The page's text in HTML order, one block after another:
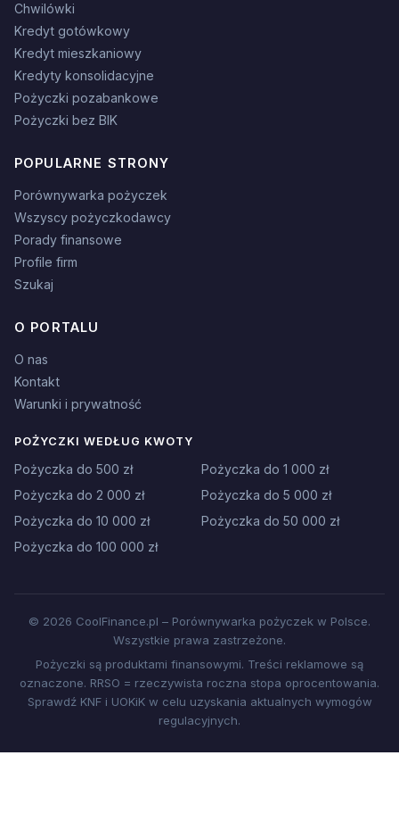
Chwilówki
Kredyt gotówkowy
Kredyt mieszkaniowy
Kredyty konsolidacyjne
Pożyczki pozabankowe
Pożyczki bez BIK
POPULARNE STRONY
Porównywarka pożyczek
Wszyscy pożyczkodawcy
Porady finansowe
Profile firm
Szukaj
O PORTALU
O nas
Kontakt
Warunki i prywatność
POŻYCZKI WEDŁUG KWOTY
Pożyczka do 500 zł
Pożyczka do 1 000 zł
Pożyczka do 2 000 zł
Pożyczka do 5 000 zł
Pożyczka do 10 000 zł
Pożyczka do 50 000 zł
Pożyczka do 100 000 zł
© 2026 CoolFinance.pl – Porównywarka pożyczek w Polsce.
Wszystkie prawa zastrzeżone.
Pożyczki są produktami finansowymi. Treści reklamowe są
oznaczone. RRSO = rzeczywista roczna stopa oprocentowania.
Sprawdź KNF i UOKiK w celu uzyskania aktualnych wymogów
regulacyjnych.